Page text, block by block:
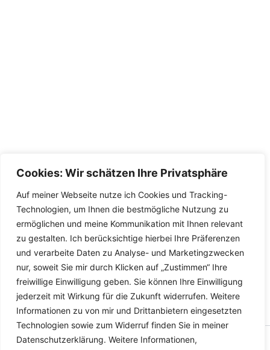
Cookies: Wir schätzen Ihre Privatsphäre
Auf meiner Webseite nutze ich Cookies und Tracking-
Technologien, um Ihnen die bestmögliche Nutzung zu
ermöglichen und meine Kommunikation mit Ihnen relevant
zu gestalten. Ich berücksichtige hierbei Ihre Präferenzen
und verarbeite Daten zu Analyse- und Marketingzwecken
nur, soweit Sie mir durch Klicken auf „Zustimmen“ Ihre
freiwillige Einwilligung geben. Sie können Ihre Einwilligung
jederzeit mit Wirkung für die Zukunft widerrufen. Weitere
Informationen zu von mir und Drittanbietern eingesetzten
Technologien sowie zum Widerruf finden Sie in meiner
Datenschutzerklärung. Weitere Informationen,
Copyright © 2026 Versandhandel für Fahrzeugteile, Ersatzteile